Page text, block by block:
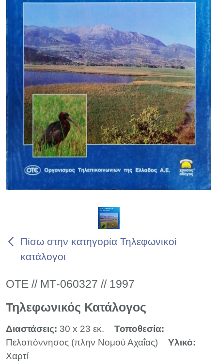
Πίσω στην κατηγορία Τηλεφωνικοί
κατάλογοι
ΟΤΕ // ΜΤ-060327 // 1997
Τηλεφωνικός Κατάλογος
Διαστάσεις: 30 x 23 εκ.
Τοποθεσία:
Πελοπόννησος (πλην Νομού Αχαΐας)
Υλικό:
Χαρτί